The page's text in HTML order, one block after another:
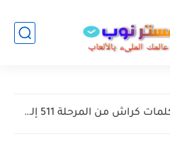
كلمات كراش من المرحلة 506 إلى المرحلة 510 سهلة للغاية